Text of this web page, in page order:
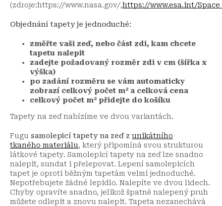
(zdroje:https://www.nasa.gov/,https://www.esa.int/
Objednání tapety je jednoduché:
změřte vaši zeď, nebo část zdi, kam chcete
tapetu nalepit
zadejte požadovaný rozměr zdi v cm (šířka x
výška)
po zadání rozměru se vám automaticky
zobrazí celkový počet m² a celková cena
celkový počet m² přidejte do košíku
Tapety na zeď nabízíme ve dvou variantách.
Fugu samolepicí tapety na zeď z unikátního
tkaného materiálu, který připomíná svou strukturou
látkové tapety. Samolepicí tapety na zeď lze snadno
nalepit, sundat i přelepovat. Lepení samolepicích
tapet je oproti běžným tapetám velmi jednoduché.
Nepotřebujete žádné lepidlo. Nalepíte ve dvou lidech.
Chyby opravíte snadno, jelikož špatně nalepený pruh
můžete odlepit a znovu nalepit. Tapeta nezanechává